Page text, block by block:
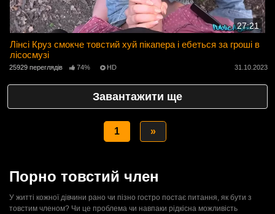
27:21
Лінсі Круз смокче товстий хуй пікапера і ебеться за гроші в
лісосмузі
25929 переглядів 74% HD 31.10.2023
Завантажити ще
1 »
Порно товстий член
У житті кожної дівчини рано чи пізно гостро постає питання, як бути з
товстим членом? Чи це проблема чи навпаки рідкісна можливість